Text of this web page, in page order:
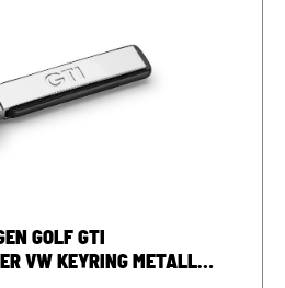
GOLF GTI
VW KEYRING METALL